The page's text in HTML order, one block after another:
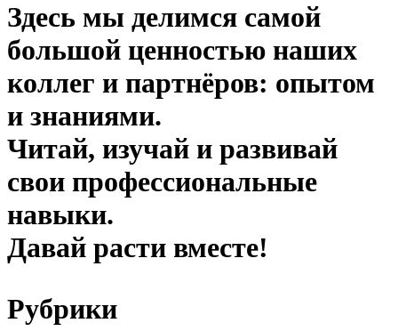
Здесь мы делимся самой
большой ценностью наших
коллег и партнёров: опытом
и знаниями.
Читай, изучай и развивай
свои профессиональные
навыки.
Давай расти вместе!
Рубрики